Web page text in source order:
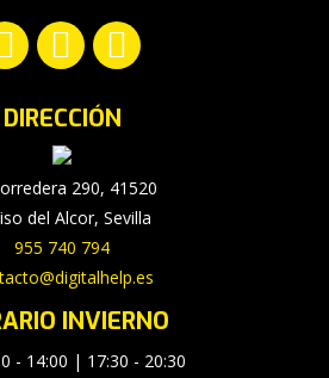
Facebook
opens
new
window
YouTube
opens
in
new
window
Instagram
opens
new
window
DIRECCIÓN
290, 41520
del Alcor, Sevilla
955 740 794
INVIERNO
- 14:00 | 17:30 - 20:30